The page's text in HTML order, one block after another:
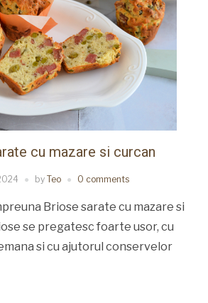
cu mazare si curcan
by Teo 0 comments
Briose sarate cu mazare si
se pregatesc foarte usor, cu
si cu ajutorul conservelor